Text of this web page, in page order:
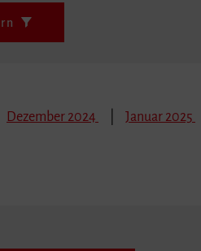
Dezember 2024 Januar 2025